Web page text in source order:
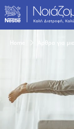
Skip
to
main
content
Home Άρθρα για